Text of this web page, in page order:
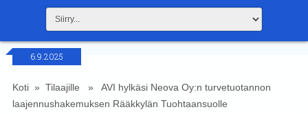
6.9.2025
Koti» Tilaajille » AVI hylkäsi Neova Oy:n turvetuotannon
laajennushakemuksen Rääkkylän Tuohtaansuolle